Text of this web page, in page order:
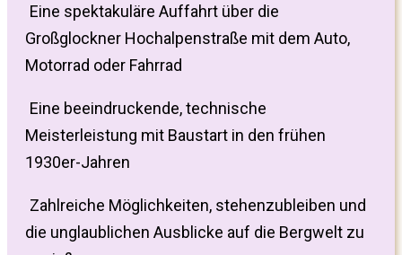
Eine spektakuläre Auffahrt über die
Großglockner Hochalpenstraße mit dem Auto,
Motorrad oder Fahrrad
Eine beeindruckende, technische
Meisterleistung mit Baustart in den frühen
1930er-Jahren
Zahlreiche Möglichkeiten, stehenzubleiben und
die unglaublichen Ausblicke auf die Bergwelt zu